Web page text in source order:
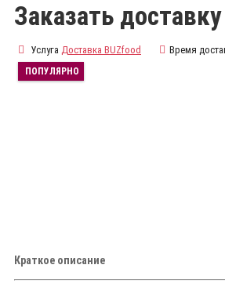
Заказать
Услуга Доставка BUZfood Время
ПОПУЛЯРНО
Краткое описание